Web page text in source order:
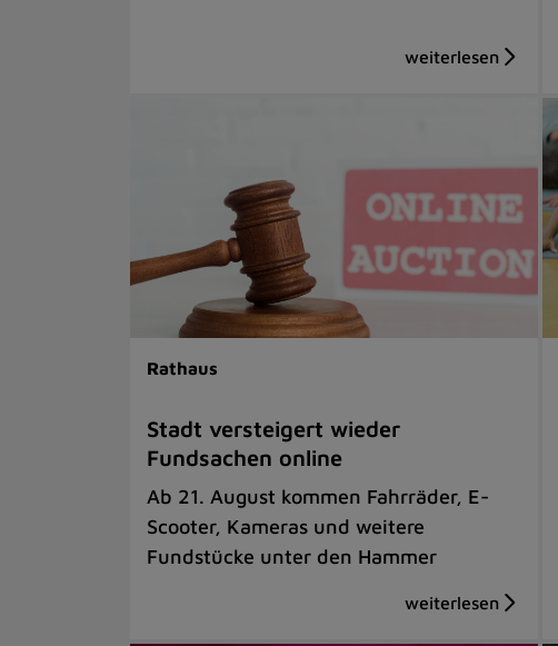
Rathaus
Stadt versteigert wieder
Fundsachen online
Ab 21. August kommen Fahrräder, E-
Scooter, Kameras und weitere
Fundstücke unter den Hammer